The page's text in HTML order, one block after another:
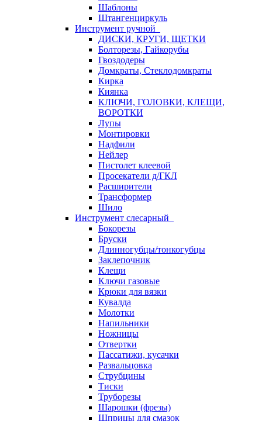
Шаблоны
Штангенциркуль
Инструмент ручной
ДИСКИ, КРУГИ, ЩЕТКИ
Болторезы, Гайкорубы
Гвоздодеры
Домкраты, Стеклодомкраты
Кирка
Киянка
КЛЮЧИ, ГОЛОВКИ, КЛЕЩИ,
ВОРОТКИ
Лупы
Монтировки
Надфили
Нейлер
Пистолет клеевой
Просекатели д/ГКЛ
Расширители
Трансформер
Шило
Инструмент слесарный
Бокорезы
Бруски
Длинногубцы/тонкогубцы
Заклепочник
Клещи
Ключи газовые
Крюки для вязки
Кувалда
Молотки
Напильники
Ножницы
Отвертки
Пассатижи, кусачки
Развальцовка
Струбцины
Тиски
Труборезы
Шарошки (фрезы)
Шприцы для смазок